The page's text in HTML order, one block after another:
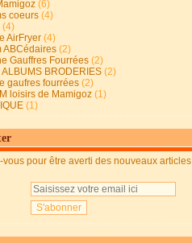
(6)
coeurs (4)
(4)
AirFryer (4)
ABCédaires (2)
Gauffres Fourrées (2)
ALBUMS BRODERIES (2)
gaufres fourrées (2)
loisirs de Mamigoz (1)
(1)
vous pour être averti des nouveaux articles